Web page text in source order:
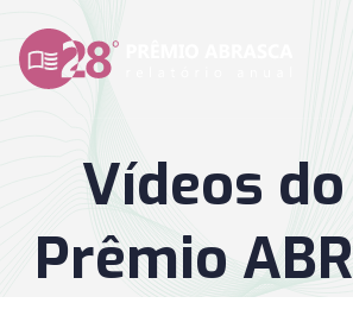
Vídeos do
Prêmio